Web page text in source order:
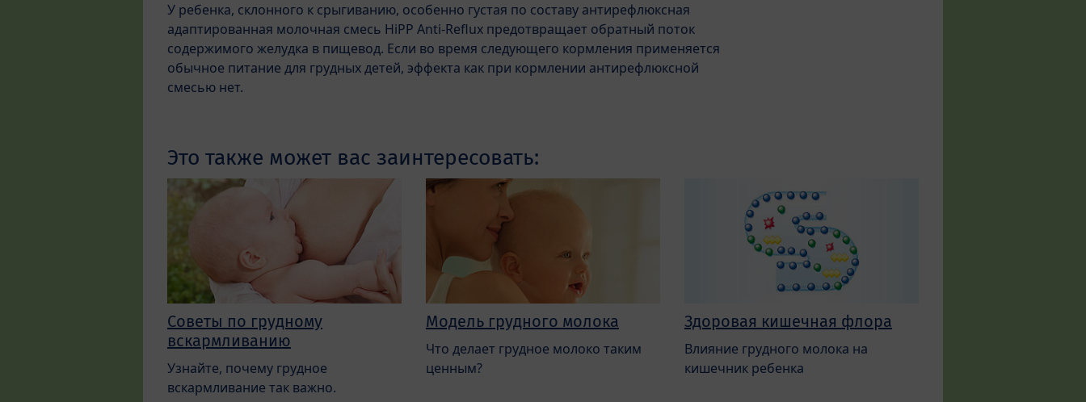
У ребенка, склонного к срыгиванию, особенно густая по составу антирефлюксная
адаптированная молочная смесь HiPP Anti-Reflux предотвращает обратный поток
содержимого желудка в пищевод. Если во время следующего кормления применяется
обычное питание для грудных детей, эффекта как при кормлении антирефлюксной
смесью нет.
Это также может вас заинтересовать:
Советы по грудному
вскармливанию
Узнайте, почему грудное
вскармливание так важно.
Модель грудного молока
Что делает грудное молоко таким
ценным?
Здоровая кишечная флора
Влияние грудного молока на
кишечник ребенка